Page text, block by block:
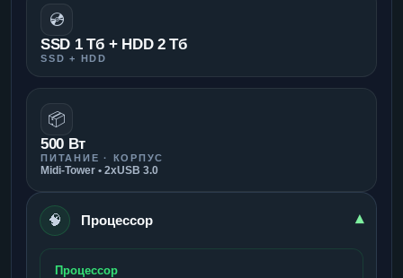
💿
SSD 1 Тб + HDD 2 Тб
SSD + HDD
📦
500 Вт
ПИТАНИЕ · КОРПУС
Midi-Tower • 2xUSB 3.0
🧠 Процессор ▾
Процессор